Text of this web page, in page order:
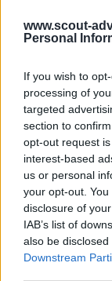
www.scout-
Personal
If you wish to
processing of
targeted
section to
opt-out request
interest-based
us or personal
your opt-out.
disclosure of
IAB’s list of
also be
Downstream
Το σχέδιο
βασική δομή
ανθεκτική
βαρέλια. Τα
πλατφόρμα. Τα
τις κατάλληλες
βαρέλια
κατασκευής, με